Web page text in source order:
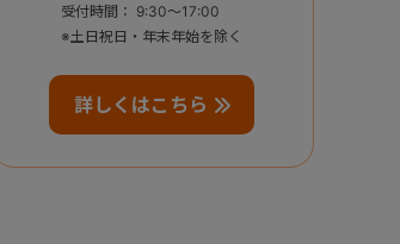
受付時間： 9:30～17:00
※土日祝日・年末年始を除く
詳しくはこちら